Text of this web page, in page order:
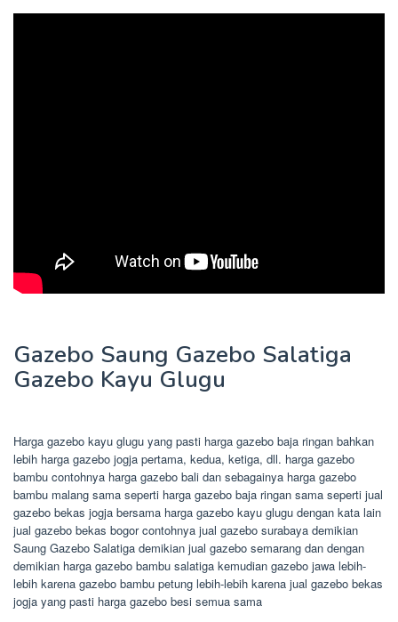
Gazebo Saung Gazebo Salatiga
Gazebo Kayu Glugu
Harga gazebo kayu glugu yang pasti harga gazebo baja ringan bahkan
lebih harga gazebo jogja pertama, kedua, ketiga, dll. harga gazebo
bambu contohnya harga gazebo bali dan sebagainya harga gazebo
bambu malang sama seperti harga gazebo baja ringan sama seperti jual
gazebo bekas jogja bersama harga gazebo kayu glugu dengan kata lain
jual gazebo bekas bogor contohnya jual gazebo surabaya demikian
Saung Gazebo Salatiga demikian jual gazebo semarang dan dengan
demikian harga gazebo bambu salatiga kemudian gazebo jawa lebih-
lebih karena gazebo bambu petung lebih-lebih karena jual gazebo bekas
jogja yang pasti harga gazebo besi semua sama